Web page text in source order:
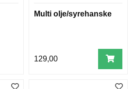
Multi olje/syrehanske
129,00